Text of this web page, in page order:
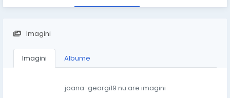
Imagini
Imagini Albume
joana-georgi19 nu are imagini